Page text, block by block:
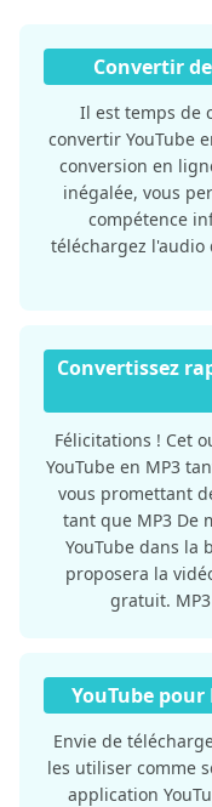
Convertir
Il est temps de
convertir YouTube
conversion en
inégalée, vous
compétence
téléchargez l'audio
Convertissez
Félicitations ! Cet
YouTube en MP3
vous promettant
tant que MP3 De
YouTube dans la
proposera la
gratuit.
YouTube
Envie de
les utiliser comme
application